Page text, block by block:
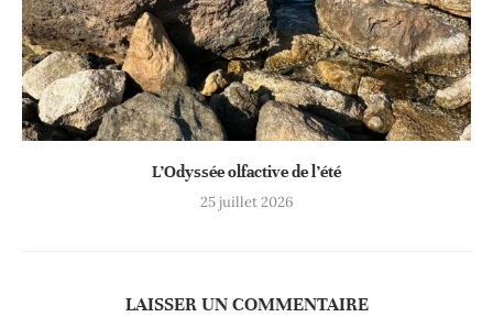
L’Odyssée olfactive de l’été
25 juillet 2026
LAISSER UN COMMENTAIRE